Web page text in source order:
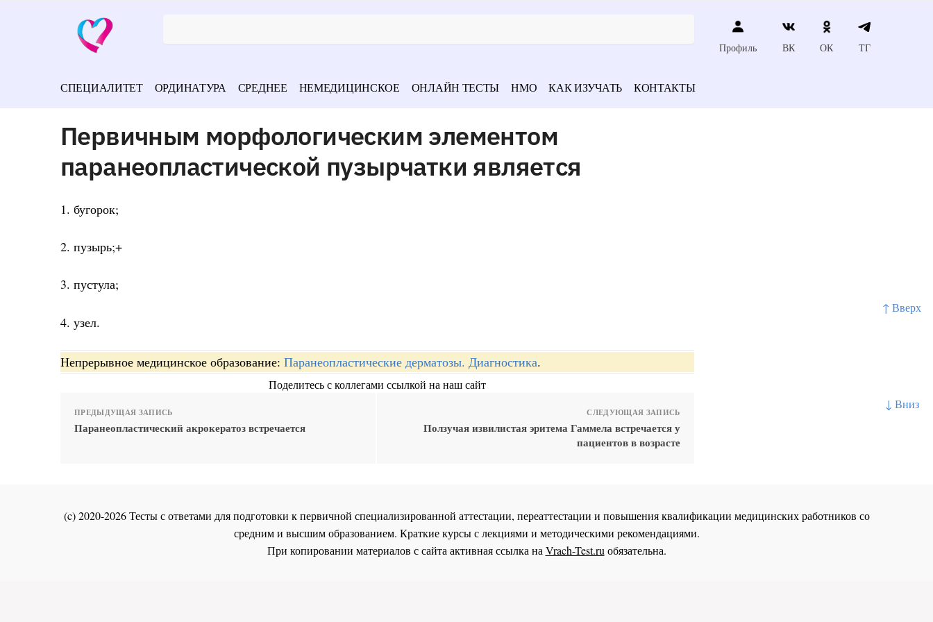
↑ Вверх
↓ Вниз
Профиль ВК ОК ТГ
СПЕЦИАЛИТЕТ ОРДИНАТУРА СРЕДНЕЕ НЕМЕДИЦИНСКОЕ ОНЛАЙН ТЕСТЫ НМО КАК ИЗУЧАТЬ КОНТАКТЫ
Первичным морфологическим элементом
паранеопластической пузырчатки является
1. бугорок;
2. пузырь;+
3. пустула;
4. узел.
Непрерывное медицинское образование: Паранеопластические дерматозы. Диагностика.
Поделитесь с коллегами ссылкой на наш сайт
ПРЕДЫДУЩАЯ ЗАПИСЬ
Паранеопластический акрокератоз встречается
СЛЕДУЮЩАЯ ЗАПИСЬ
Ползучая извилистая эритема Гаммела встречается у
пациентов в возрасте
(c) 2020-2026 Тесты с ответами для подготовки к первичной специализированной аттестации, переаттестации и повышения квалификации медицинских работников со
средним и высшим образованием. Краткие курсы с лекциями и методическими рекомендациями.
При копировании материалов с сайта активная ссылка наVrach-Test.ruобязательна.